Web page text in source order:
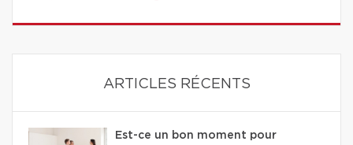
ARTICLES RÉCENTS
Est-ce un bon moment pour